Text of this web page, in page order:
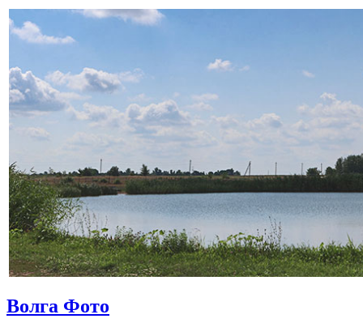
Волга Фото